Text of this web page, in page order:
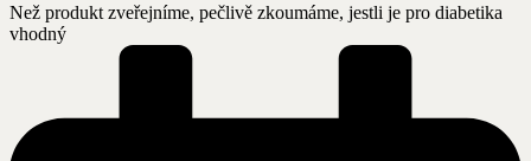
Než produkt zveřejníme, pečlivě zkoumáme, jestli je pro diabetika
vhodný